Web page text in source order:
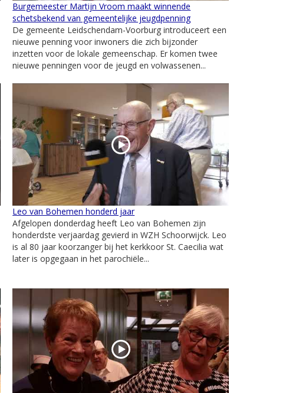
Burgemeester Martijn Vroom maakt winnende
schetsbekend van gemeentelijke jeugdpenning
De gemeente Leidschendam-Voorburg introduceert een
nieuwe penning voor inwoners die zich bijzonder
inzetten voor de lokale gemeenschap. Er komen twee
nieuwe penningen voor de jeugd en volwassenen...
Leo van Bohemen honderd jaar
Afgelopen donderdag heeft Leo van Bohemen zijn
honderdste verjaardag gevierd in WZH Schoorwijck. Leo
is al 80 jaar koorzanger bij het kerkkoor St. Caecilia wat
later is opgegaan in het parochiële...